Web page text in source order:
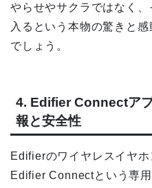
やらせやサクラではなく
入るという本物の驚きと
でしょう。
4. Edifier Connectア
報と安全性
Edifierのワイヤレスイヤ
Edifier Connectという専